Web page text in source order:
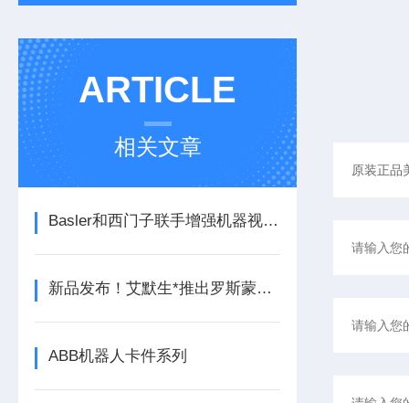
ARTICLE
相关文章
Basler和西门子联手增强机器视觉和工厂自动化能力西门子
新品发布！艾默生*推出罗斯蒙特925FGD固定式气体检测器
ABB机器人卡件系列